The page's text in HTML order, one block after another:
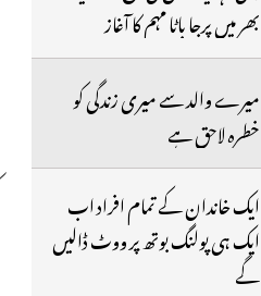
بھر میں پرجا باٹا مہم کا آغاز
میرے والد سے میری زندگی کو
خطرہ لاحق ہے
ایک خاندان کے تمام افراد اب
ایک ہی پولنگ بوتھ پر ووٹ ڈالیں
گے